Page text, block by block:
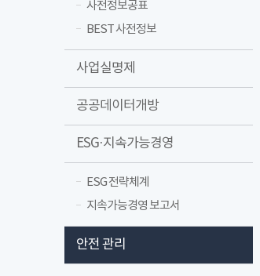
사전정보공표
BEST 사전정보
사업실명제
공공데이터개방
ESG·지속가능경영
ESG 전략체계
지속가능경영 보고서
안전 관리